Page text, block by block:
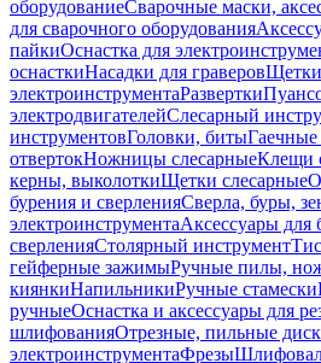
оборудованиеСварочные маски,
для сварочного оборудования
пайкиОснастка для
оснасткиНасадки для граверов
электроинструментаРазвертки
электродвигателейСлесарный
инструментовГоловки, биты
отвертокНожницы слесарныеКлещи
керны, выколоткиЩетки слесарные
бурения и сверленияСверла, буры,
электроинструментаАксессуары для
сверленияСтолярный инструмент
гейферные зажимыРучные пилы,
киянкиНапильникиРучные стамески
ручныеОснастка и аксессуары для
шлифованияОтрезные, пильные
электроинструментаФрезы